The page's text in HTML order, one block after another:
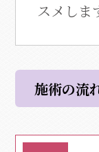
スメしま
施術の流